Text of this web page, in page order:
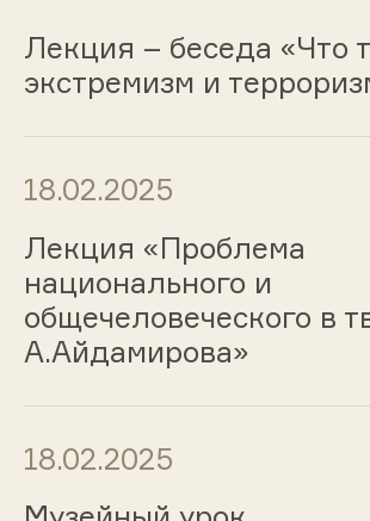
Лекция – беседа «Что
экстремизм и
18.02.2025
Лекция «Проблема
национального и
общечеловеческого в
А.Айдамирова»
18.02.2025